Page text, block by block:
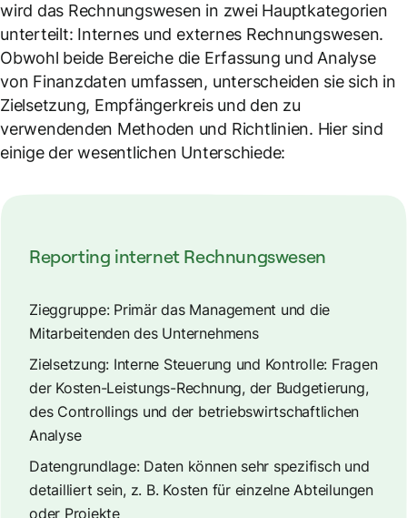
wird das Rechnungswesen in zwei Hauptkategorien
unterteilt: Internes und externes Rechnungswesen.
Obwohl beide Bereiche die Erfassung und Analyse
von Finanzdaten umfassen, unterscheiden sie sich in
Zielsetzung, Empfängerkreis und den zu
verwendenden Methoden und Richtlinien. Hier sind
einige der wesentlichen Unterschiede:
Reporting internet Rechnungswesen
Zieggruppe: Primär das Management und die
Mitarbeitenden des Unternehmens
Zielsetzung: Interne Steuerung und Kontrolle: Fragen
der Kosten-Leistungs-Rechnung, der Budgetierung,
des Controllings und der betriebswirtschaftlichen
Analyse
Datengrundlage: Daten können sehr spezifisch und
detailliert sein, z. B. Kosten für einzelne Abteilungen
oder Projekte